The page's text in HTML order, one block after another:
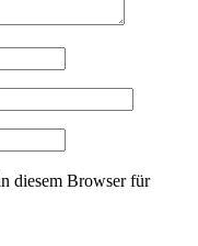
diesem Browser für